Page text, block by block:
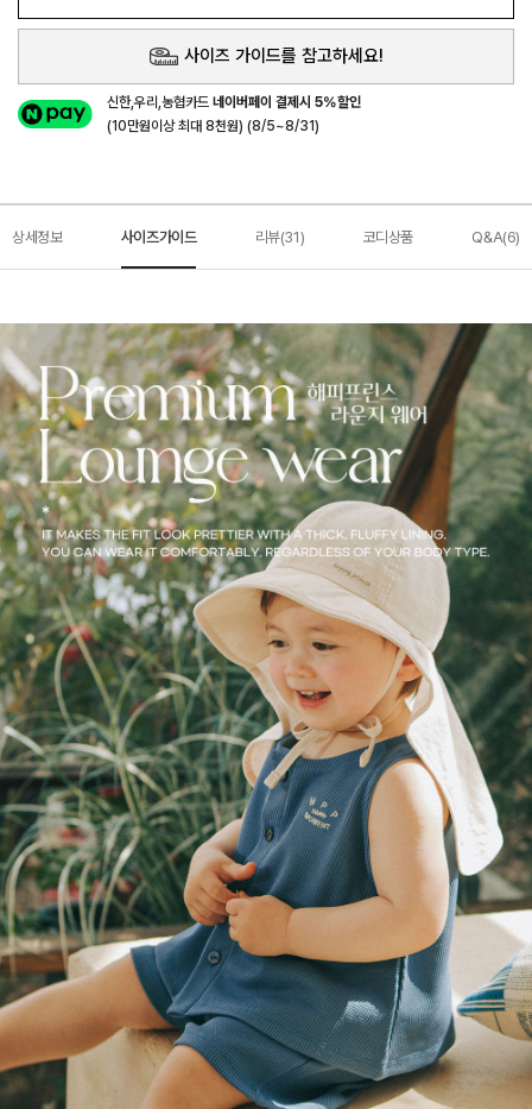
사이즈 가이드를 참고하세요!
신한,우리,농협카드네이버페이 결제시 5%할인
(10만원이상 최대 8천원) (8/5~8/31)
상세정보 사이즈가이드 리뷰(31) 코디상품 Q&A(6)